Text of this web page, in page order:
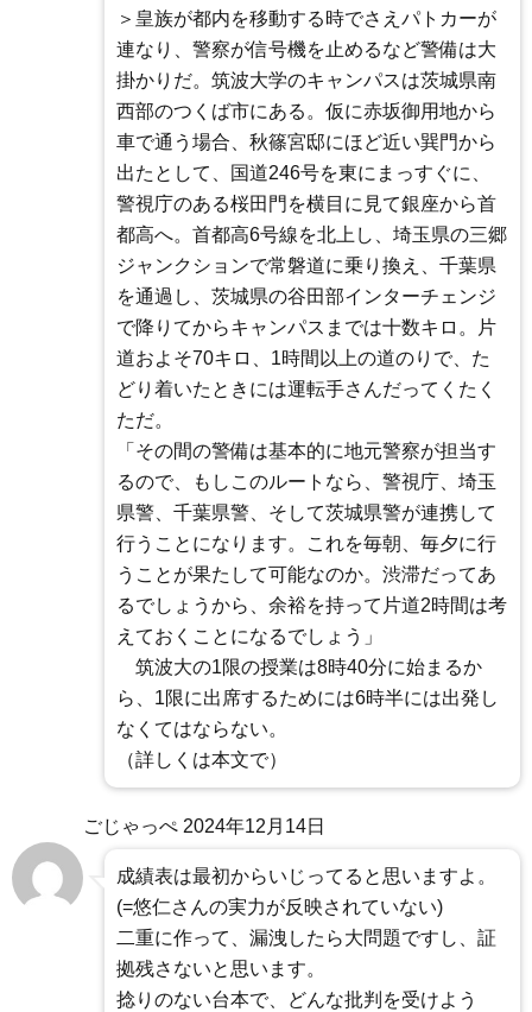
＞皇族が都内を移動する時でさえパトカーが
連なり、警察が信号機を止めるなど警備は大
掛かりだ。筑波大学のキャンパスは茨城県南
西部のつくば市にある。仮に赤坂御用地から
車で通う場合、秋篠宮邸にほど近い巽門から
出たとして、国道246号を東にまっすぐに、
警視庁のある桜田門を横目に見て銀座から首
都高へ。首都高6号線を北上し、埼玉県の三郷
ジャンクションで常磐道に乗り換え、千葉県
を通過し、茨城県の谷田部インターチェンジ
で降りてからキャンパスまでは十数キロ。片
道およそ70キロ、1時間以上の道のりで、た
どり着いたときには運転手さんだってくたく
ただ。
「その間の警備は基本的に地元警察が担当す
るので、もしこのルートなら、警視庁、埼玉
県警、千葉県警、そして茨城県警が連携して
行うことになります。これを毎朝、毎夕に行
うことが果たして可能なのか。渋滞だってあ
るでしょうから、余裕を持って片道2時間は考
えておくことになるでしょう」
筑波大の1限の授業は8時40分に始まるか
ら、1限に出席するためには6時半には出発し
なくてはならない。
（詳しくは本文で）
ごじゃっぺ 2024年12月14日
成績表は最初からいじってると思いますよ。
(=悠仁さんの実力が反映されていない)
二重に作って、漏洩したら大問題ですし、証
拠残さないと思います。
捻りのない台本で、どんな批判を受けよう